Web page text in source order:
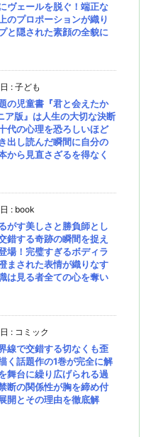
ヴェールを脱ぐ！端正な
のプロポーションが織り
と隠された素顔の全貌に
: 子ども
の児童書『君と会えたか
ア版』は人生の大切な決断
代の心理を恐ろしいほど
出し読んだ瞬間に自分の
から見直さざるを得なく
: book
がす美しさと勝負師とし
錯する奇跡の瞬間を捉え
場！完璧すぎるボディラ
まされた表情が織りなす
は見る者全ての心を奪い
: コミック
線で交錯する切なくも歪
く話題作の1巻が完全に解
舞台に繰り広げられる過
断の関係性が胸を締め付
開とその理由を徹底解